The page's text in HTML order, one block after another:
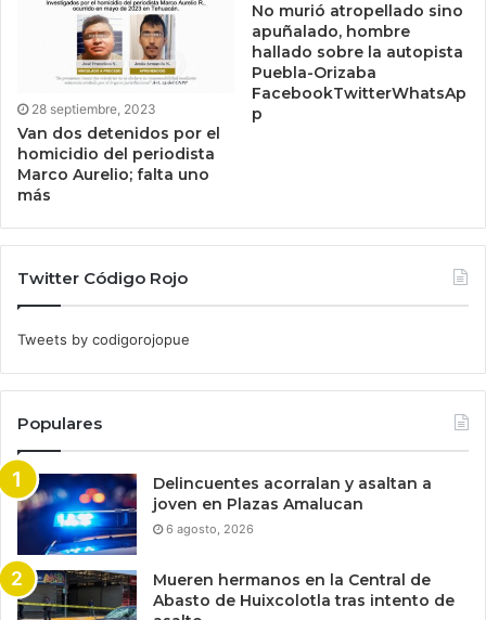
28 septiembre, 2023
Van dos detenidos por el
homicidio del periodista
Marco Aurelio; falta uno
más
No murió atropellado sino
apuñalado, hombre
hallado sobre la autopista
Puebla-Orizaba
FacebookTwitterWhatsAp
p
Twitter Código Rojo
Tweets by codigorojopue
Populares
Delincuentes acorralan y asaltan a
joven en Plazas Amalucan
6 agosto, 2026
Mueren hermanos en la Central de
Abasto de Huixcolotla tras intento de